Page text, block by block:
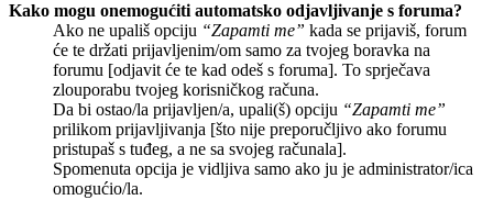
Kako mogu onemogućiti automatsko odjavljivanje s foruma?
Ako ne upališ opciju “Zapamti me” kada se prijaviš, forum
će te držati prijavljenim/om samo za tvojeg boravka na
forumu [odjavit će te kad odeš s foruma]. To sprječava
zlouporabu tvojeg korisničkog računa.
Da bi ostao/la prijavljen/a, upali(š) opciju “Zapamti me”
prilikom prijavljivanja [što nije preporučljivo ako forumu
pristupaš s tuđeg, a ne sa svojeg računala].
Spomenuta opcija je vidljiva samo ako ju je administrator/ica
omogućio/la.